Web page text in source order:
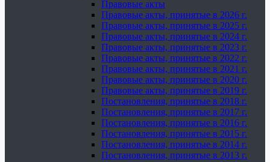
Правовые акты
Правовые акты, принятые в 2026 г.
Правовые акты, принятые в 2025 г.
Правовые акты, принятые в 2024 г.
Правовые акты, принятые в 2023 г.
Правовые акты, принятые в 2022 г.
Правовые акты, принятые в 2021 г.
Правовые акты, принятые в 2020 г.
Правовые акты, принятые в 2019 г.
Постановления, принятые в 2018 г.
Постановления, принятые в 2017 г.
Постановления, принятые в 2016 г.
Постановления, принятые в 2015 г.
Постановления, принятые в 2014 г.
Постановления, принятые в 2013 г.